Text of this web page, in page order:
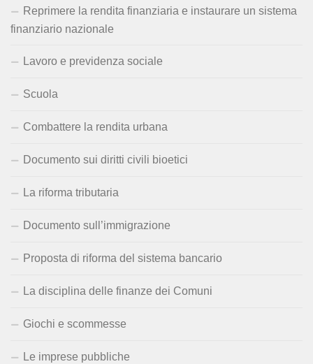
Reprimere la rendita finanziaria e instaurare un sistema
finanziario nazionale
Lavoro e previdenza sociale
Scuola
Combattere la rendita urbana
Documento sui diritti civili bioetici
La riforma tributaria
Documento sull’immigrazione
Proposta di riforma del sistema bancario
La disciplina delle finanze dei Comuni
Giochi e scommesse
Le imprese pubbliche